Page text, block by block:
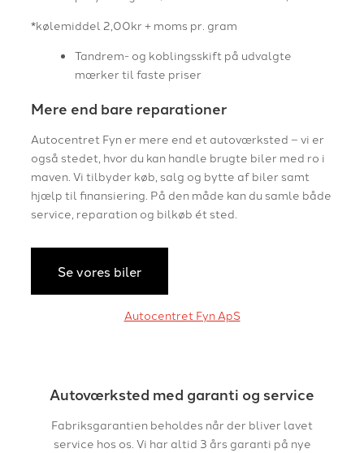
*kølemiddel 2,00kr + moms pr. gram
Tandrem- og koblingsskift på udvalgte
mærker til faste priser
Mere end bare reparationer
Autocentret Fyn er mere end et autoværksted – vi er
også stedet, hvor du kan handle brugte biler med ro i
maven. Vi tilbyder køb, salg og bytte af biler samt
hjælp til finansiering. På den måde kan du samle både
service, reparation og bilkøb ét sted.
Se vores biler
Autocentret Fyn ApS
Autoværksted med garanti og service
Fabriksgarantien beholdes når der bliver lavet
service hos os. Vi har altid 3 års garanti på nye